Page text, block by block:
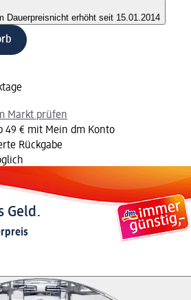
Dauerpreisnicht erhöht seit 15.01.2014
Markt prüfen
49 € mit Mein dm Konto
Rückgabe
Geld.